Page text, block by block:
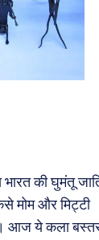
भारत की घुमंतू
मोम और मिट्टी
आज ये कला